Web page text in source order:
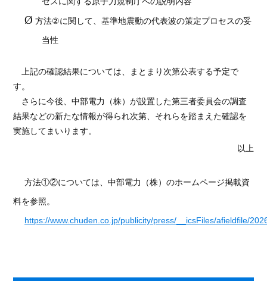
Ø 方法②に関して、基準地震動の代表波の策定プロセスの妥
当性
上記の確認結果については、まとまり次第公表する予定で
す。
さらに今後、中部電力（株）が設置した第三者委員会の調査
結果などの新たな情報が得られ次第、それらを踏まえた確認を
実施してまいります。
以上
方法①②については、中部電力（株）のホームページ掲載資
料を参照。
https://www.chuden.co.jp/publicity/press/__icsFiles/afieldfile/